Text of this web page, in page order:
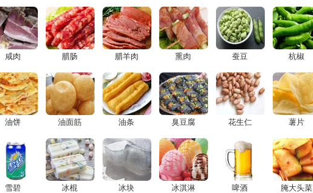
咸肉 腊肠 腊羊肉 熏肉 蚕豆 杭椒
油饼 油面筋 油条 臭豆腐 花生仁 薯片
雪碧 冰棍 冰块 冰淇淋 啤酒 腌大头菜